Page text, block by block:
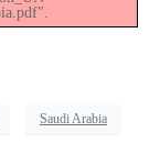
Saudi Arabia